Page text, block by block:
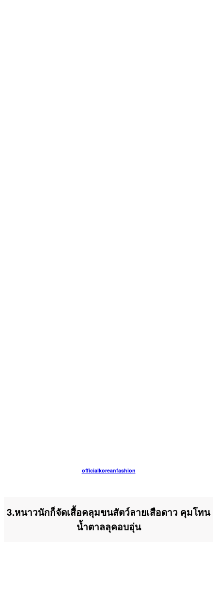
officialkoreanfashion
3.หนาวนักก็จัดเสื้อคลุมขนสัตว์ลายเสือดาว คุมโทน
น้ำตาลลุคอบอุ่น